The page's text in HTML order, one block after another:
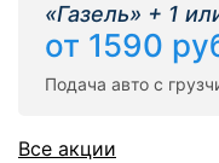
«Газель» + 1
от 1590
Подача авто с
Все акции